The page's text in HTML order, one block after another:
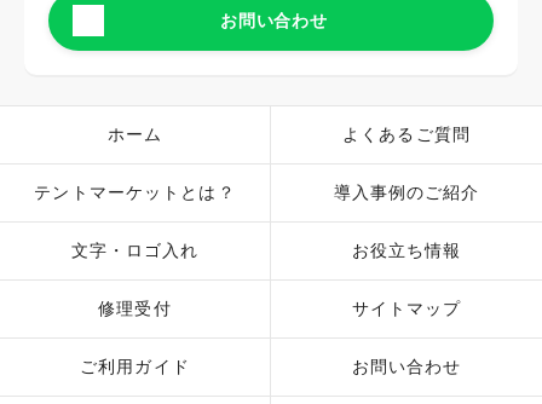
お問い合わせ
ホーム
テントマーケットとは？
文字・ロゴ入れ
修理受付
ご利用ガイド
よくあるご質問
導入事例のご紹介
お役立ち情報
サイトマップ
お問い合わせ